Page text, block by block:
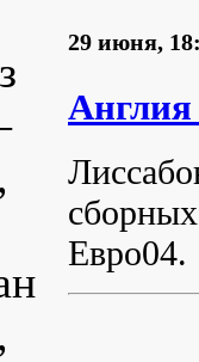
29 июня,
Евро04.